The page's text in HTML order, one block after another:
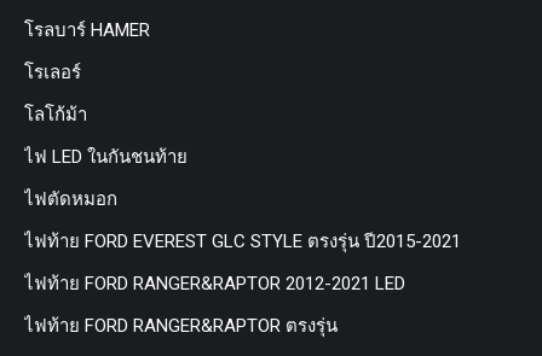
โรลบาร์ HAMER
โรเลอร์
โลโก้ม้า
ไฟ LED ในกันชนท้าย
ไฟตัดหมอก
ไฟท้าย FORD EVEREST GLC STYLE ตรงรุ่น ปี2015-2021
ไฟท้าย FORD RANGER&RAPTOR 2012-2021 LED
ไฟท้าย FORD RANGER&RAPTOR ตรงรุ่น